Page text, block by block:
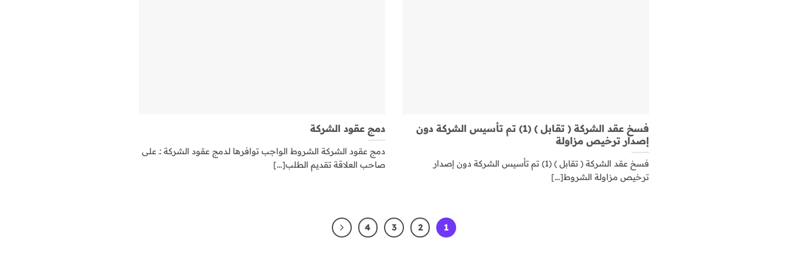
فسخ عقد الشركة ( تقابل ) (1) تم تأسيس الشركة دون
إصدار ترخيص مزاولة
فسخ عقد الشركة ( تقابل ) (1) تم تأسيس الشركة دون إصدار
ترخيص مزاولة الشروط[...]
دمج عقود الشركة
دمج عقود الشركة الشروط الواجب توافرها لدمج عقود الشركة :ـ على
صاحب العلاقة تقديم الطلب[...]
1
2
3
4